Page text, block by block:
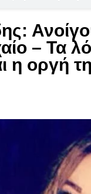
– Τα
οργή